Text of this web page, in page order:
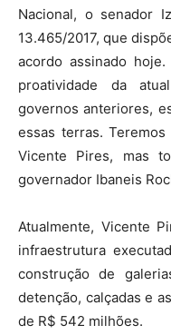
Nacional, o senador
13.465/2017, que
acordo assinado
proatividade da
governos anteriores,
essas terras.
Vicente Pires, mas
governador Ibaneis
Atualmente, Vicente
infraestrutura
construção de
detenção, calçadas e
de R$ 542 milhões.